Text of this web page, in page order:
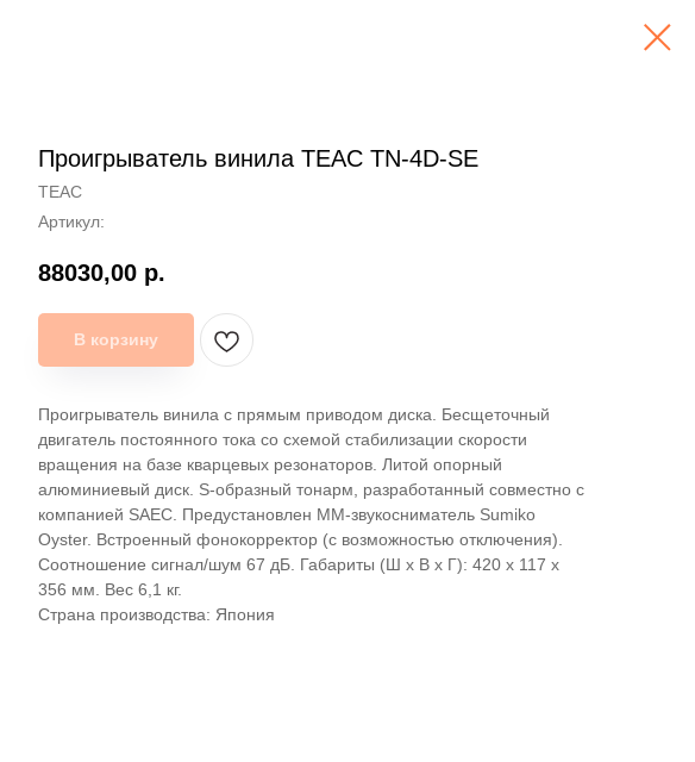
Проигрыватель винила TEAC TN-4D-SE
TEAC
Артикул:
88030,00 р.
В корзину
Проигрыватель винила с прямым приводом диска. Бесщеточный
двигатель постоянного тока со схемой стабилизации скорости
вращения на базе кварцевых резонаторов. Литой опорный
алюминиевый диск. S-образный тонарм, разработанный совместно с
компанией SAEC. Предустановлен MM-звукосниматель Sumiko
Oyster. Встроенный фонокорректор (с возможностью отключения).
Соотношение сигнал/шум 67 дБ. Габариты (Ш х В х Г): 420 х 117 х
356 мм. Вес 6,1 кг.
Страна производства: Япония